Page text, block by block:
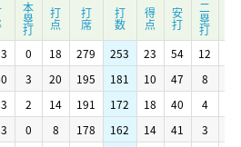
本塁打 打点 打席 打数 得点 安打 二塁打
0 18 279 253 23 54 12
3 20 195 181 10 47 8
2 14 191 172 18 40 4
0 8 178 162 14 41 3
本塁打 打点 打席 打数 得点 安打 二塁打
0 18 279 253 23 54 12
3 20 195 181 10 47 8
2 14 191 172 18 40 4
0 8 178 162 14 41 3
本塁打 打点 打席 打数 得点 安打 二塁打
0 18 279 253 23 54 12
3 20 195 181 10 47 8
2 14 191 172 18 40 4
0 8 178 162 14 41 3
本塁打 打点 打席 打数 得点 安打 二塁打
0 18 279 253 23 54 12
3 20 195 181 10 47 8
2 14 191 172 18 40 4
0 8 178 162 14 41 3